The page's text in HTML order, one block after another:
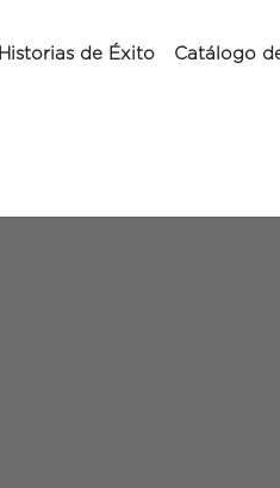
Historias de Éxito Catálogo